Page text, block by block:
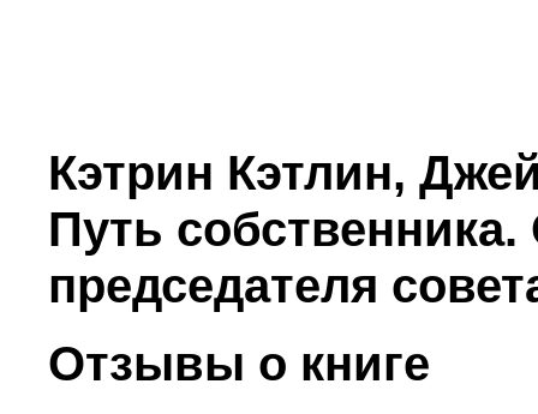
Кэтрин Кэтлин,
Путь
председателя
Отзывы о книге